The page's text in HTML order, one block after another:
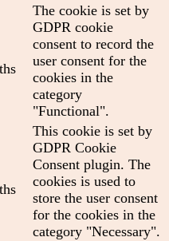
The cookie is set by
GDPR cookie
consent to record the
user consent for the
cookies in the
category
"Functional".
This cookie is set by
GDPR Cookie
Consent plugin. The
cookies is used to
store the user consent
for the cookies in the
category "Necessary".